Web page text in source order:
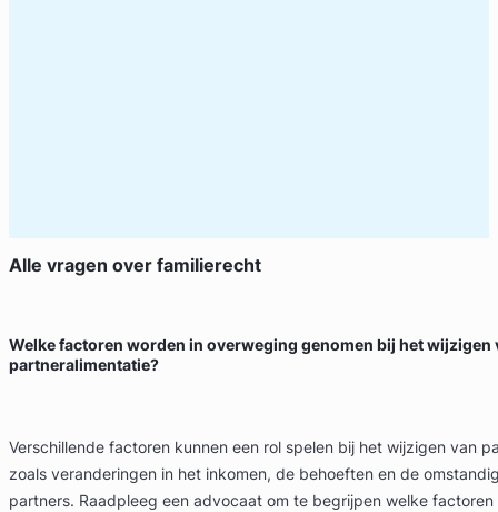
Alle vragen over familierecht
Welke factoren worden in overweging genomen bij het wijzigen
partneralimentatie?
Verschillende factoren kunnen een rol spelen bij het wijzigen van
zoals veranderingen in het inkomen, de behoeften en de
partners. Raadpleeg een advocaat om te begrijpen welke